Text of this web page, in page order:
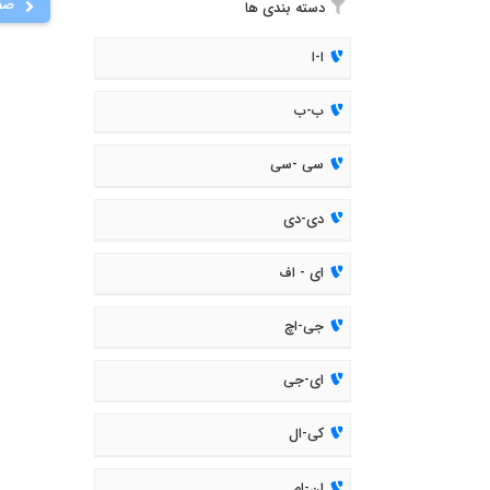
دسته بندی ها
ا-ا
ب-ب
سی -سی
دی-دی
ای - اف
جی-اچ
ای-جی
کی-ال